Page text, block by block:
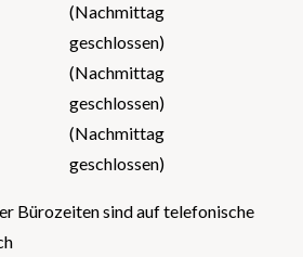
(Nachmittag
geschlossen)
(Nachmittag
geschlossen)
(Nachmittag
geschlossen)
Bürozeiten sind auf telefonische